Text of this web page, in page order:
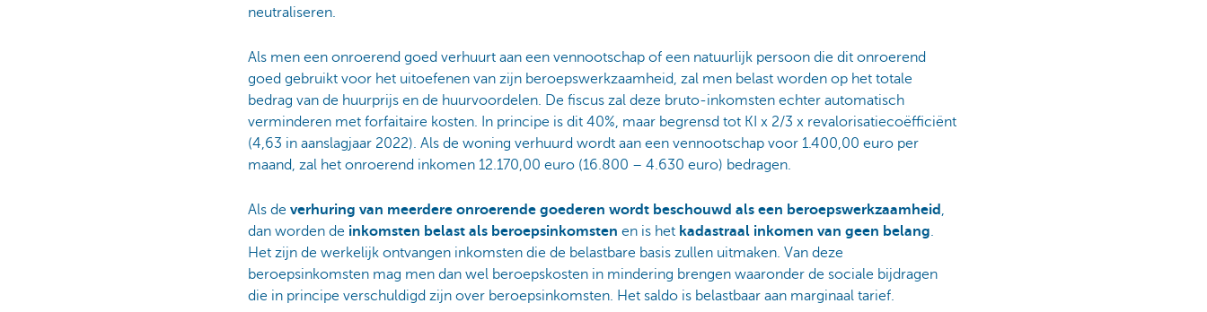
neutraliseren.
Als men een onroerend goed verhuurt aan een vennootschap of een natuurlijk persoon die dit onroerend
goed gebruikt voor het uitoefenen van zijn beroepswerkzaamheid, zal men belast worden op het totale
bedrag van de huurprijs en de huurvoordelen. De fiscus zal deze bruto-inkomsten echter automatisch
verminderen met forfaitaire kosten. In principe is dit 40%, maar begrensd tot KI x 2/3 x revalorisatiecoëfficiënt
(4,63 in aanslagjaar 2022). Als de woning verhuurd wordt aan een vennootschap voor 1.400,00 euro per
maand, zal het onroerend inkomen 12.170,00 euro (16.800 – 4.630 euro) bedragen.
Als de verhuring van meerdere onroerende goederen wordt beschouwd als een beroepswerkzaamheid ,
dan worden de inkomsten belast als beroepsinkomsten en is het kadastraal inkomen van geen belang.
Het zijn de werkelijk ontvangen inkomsten die de belastbare basis zullen uitmaken. Van deze
beroepsinkomsten mag men dan wel beroepskosten in mindering brengen waaronder de sociale bijdragen
die in principe verschuldigd zijn over beroepsinkomsten. Het saldo is belastbaar aan marginaal tarief.